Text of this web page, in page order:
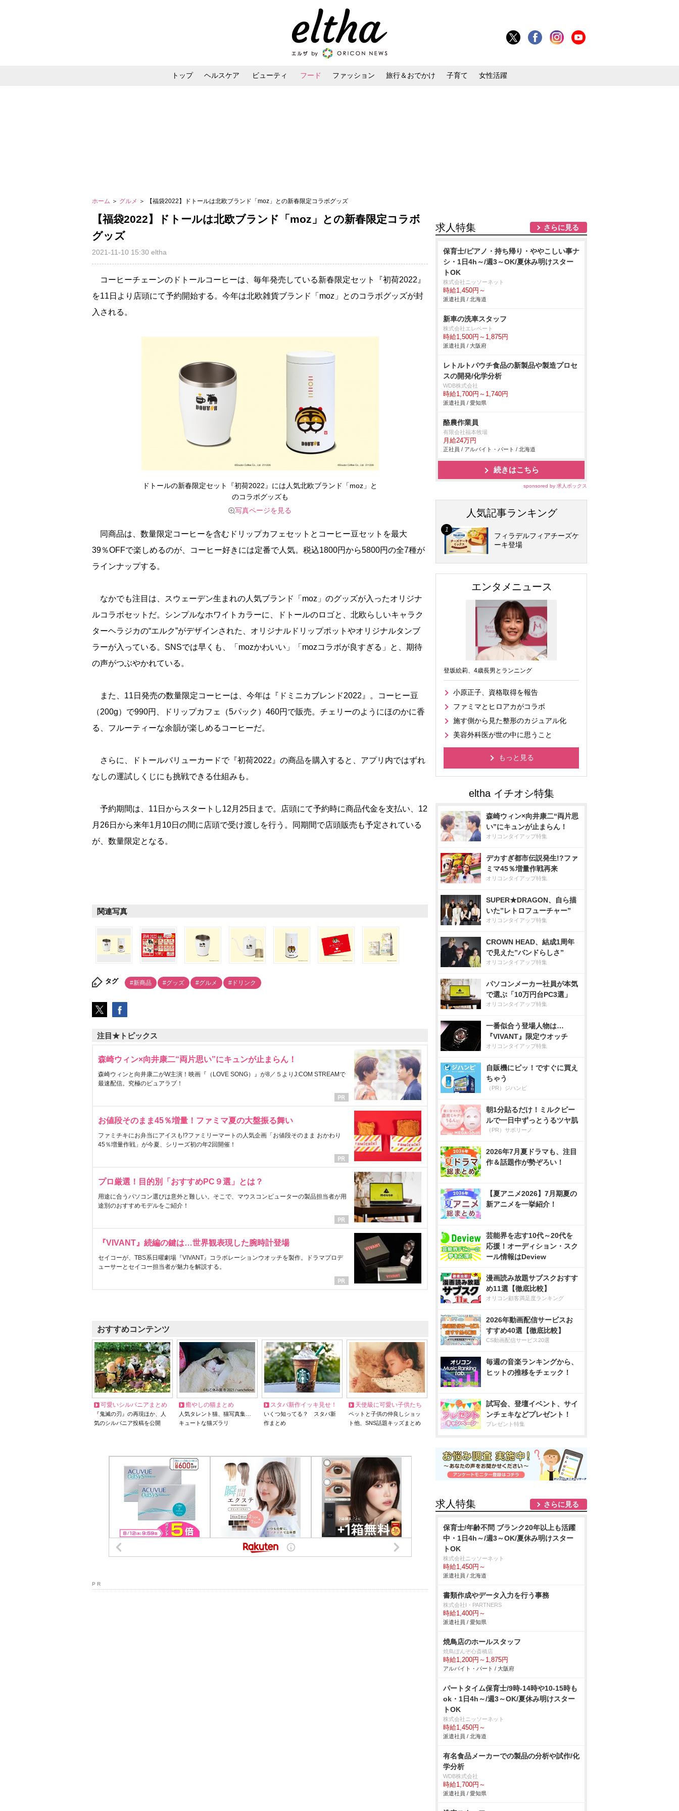
トップ ヘルスケア ビューティ フード ファッション 旅行＆おでかけ 子育て 女性活躍
ホーム ＞ グルメ ＞ 【福袋2022】ドトールは北欧ブランド「moz」との新春限定コラボグッズ
【福袋2022】ドトールは北欧ブランド「moz」との新春限定コラボ
グッズ
2021-11-10 15:30 eltha
コーヒーチェーンのドトールコーヒーは、毎年発売している新春限定セット『初荷2022』
を11日より店頭にて予約開始する。今年は北欧雑貨ブランド「moz」とのコラボグッズが封
入される。
ドトールの新春限定セット『初荷2022』には人気北欧ブランド「moz」と
のコラボグッズも
写真ページを見る
同商品は、数量限定コーヒーを含むドリップカフェセットとコーヒー豆セットを最大
39％OFFで楽しめるのが、コーヒー好きには定番で人気。税込1800円から5800円の全7種が
ラインナップする。
なかでも注目は、スウェーデン生まれの人気ブランド「moz」のグッズが入ったオリジナ
ルコラボセットだ。シンプルなホワイトカラーに、ドトールのロゴと、北欧らしいキャラク
ターヘラジカの“エルク”がデザインされた、オリジナルドリップポットやオリジナルタンブ
ラーが入っている。SNSでは早くも、「mozかわいい」「mozコラボが良すぎる」と、期待
の声がつぶやかれている。
また、11日発売の数量限定コーヒーは、今年は『ドミニカブレンド2022』。コーヒー豆
（200g）で990円、ドリップカフェ（5パック）460円で販売。チェリーのようにほのかに香
る、フルーティーな余韻が楽しめるコーヒーだ。
さらに、ドトールバリューカードで『初荷2022』の商品を購入すると、アプリ内ではずれ
なしの運試しくじにも挑戦できる仕組みも。
予約期間は、11日からスタートし12月25日まで。店頭にて予約時に商品代金を支払い、12
月26日から来年1月10日の間に店頭で受け渡しを行う。同期間で店頭販売も予定されている
が、数量限定となる。
関連写真
タグ #新商品 #グッズ #グルメ #ドリンク
注目★トピックス
森崎ウィン×向井康二“両片思い”にキュンが止まらん！
森崎ウィンと向井康二がW主演！映画『（LOVE SONG）』が8／５よりJ:COM STREAMで
最速配信。究極のピュアラブ！
お値段そのまま45％増量！ファミマ夏の大盤振る舞い
ファミチキにお弁当にアイスも!?ファミリーマートの人気企画「お値段そのまま おかわり
45％増量作戦」が今夏、シリーズ初の年2回開催！
プロ厳選！目的別「おすすめPC９選」とは？
用途に合うパソコン選びは意外と難しい。そこで、マウスコンピューターの製品担当者が用
途別のおすすめモデルをご紹介！
『VIVANT』続編の鍵は…世界観表現した腕時計登場
セイコーが、TBS系日曜劇場『VIVANT』コラボレーションウオッチを製作。ドラマプロデ
ューサーとセイコー担当者が魅力を解説する。
おすすめコンテンツ
可愛いシルバニアまとめ
『鬼滅の刃』の再現ほか、人
気のシルバニア投稿を公開
癒やしの猫まとめ
人気タレント猫、猫写真集…
キュートな猫ズラリ
スタバ新作イッキ見せ！
いくつ知ってる？ スタバ新
作まとめ
天使級に可愛い子供たち
ペットと子供の仲良しショッ
ト他、SNS話題キッズまとめ
P R
求人特集 さらに見る
保育士/ピアノ・持ち帰り・ややこしい事ナ
シ・1日4h～/週3～OK/夏休み明けスター
トOK
株式会社ニッソーネット
時給1,450円～
派遣社員 / 北海道
新車の洗車スタッフ
株式会社エレベート
時給1,500円～1,875円
派遣社員 / 大阪府
レトルトパウチ食品の新製品や製造プロセ
スの開発/化学分析
WDB株式会社
時給1,700円～1,740円
派遣社員 / 愛知県
酪農作業員
有限会社福本牧場
月給24万円
正社員 / アルバイト・パート / 北海道
続きはこちら
sponsored by 求人ボックス
人気記事ランキング
フィラデルフィアチーズケ
ーキ登場
エンタメニュース
登坂絵莉、4歳長男とランニング
小原正子、資格取得を報告
ファミマとヒロアカがコラボ
施す側から見た整形のカジュアル化
美容外科医が世の中に思うこと
もっと見る
森崎ウィン×向井康二“両片思
い”にキュンが止まらん！
オリコンタイアップ特集
デカすぎ都市伝説発生!?ファ
ミマ45％増量作戦再来
オリコンタイアップ特集
SUPER★DRAGON、自ら描
いた”レトロフューチャー”
オリコンタイアップ特集
CROWN HEAD、結成1周年
で見えた”バンドらしさ”
オリコンタイアップ特集
パソコンメーカー社員が本気
で選ぶ「10万円台PC3選」
オリコンタイアップ特集
一番似合う登場人物は…
『VIVANT』限定ウオッチ
オリコンタイアップ特集
自販機にピッ！ですぐに買え
ちゃう
（PR）ジハンピ
朝1分貼るだけ！ミルクピー
ルで一日中ずっとうるツヤ肌
（PR）サボリーノ
2026年7月夏ドラマも、注目
作＆話題作が勢ぞろい！
【夏アニメ2026】7月期夏の
新アニメを一挙紹介！
芸能界を志す10代～20代を
応援！オーディション・スク
ール情報はDeview
漫画読み放題サブスクおすす
め11選【徹底比較】
オリコン顧客満足度ランキング
2026年動画配信サービスお
すすめ40選【徹底比較】
CS動画配信サービス20選
毎週の音楽ランキングから、
ヒットの推移をチェック！
試写会、登壇イベント、サイ
ンチェキなどプレゼント！
プレゼント特集
求人特集 さらに見る
保育士/年齢不問 ブランク20年以上も活躍
中・1日4h～/週3～OK/夏休み明けスター
トOK
株式会社ニッソーネット
時給1,450円～
派遣社員 / 北海道
書類作成やデータ入力を行う事務
株式会社I・PARTNERS
時給1,400円～
派遣社員 / 愛知県
焼鳥店のホールスタッフ
焼鳥ぼんぞ心斎橋店
時給1,200円～1,875円
アルバイト・パート / 大阪府
パートタイム保育士/9時-14時や10-15時も
ok・1日4h～/週3～OK/夏休み明けスター
トOK
株式会社ニッソーネット
時給1,450円～
派遣社員 / 北海道
有名食品メーカーでの製品の分析や試作/化
学分析
WDB株式会社
時給1,700円～
派遣社員 / 愛知県